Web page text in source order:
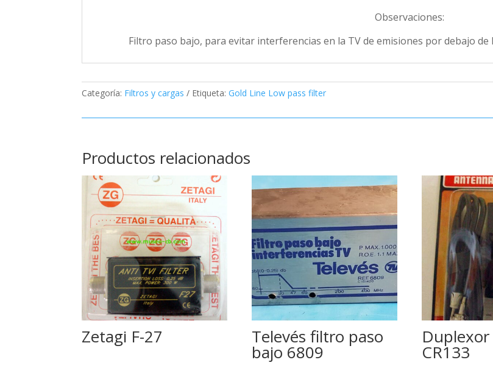
Observaciones:
Filtro paso bajo, para evitar interferencias en la TV de emisiones por debajo de
Categoría: Filtros y cargas Etiqueta:Gold Line Low pass filter
Productos relacionados
Zetagi F-27 Televés filtro paso
bajo 6809
Duplexor
CR133